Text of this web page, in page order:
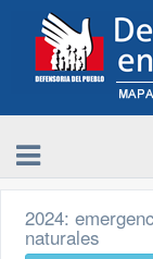
2024:
naturales